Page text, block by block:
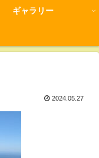
ギャラリー
2024.05.27